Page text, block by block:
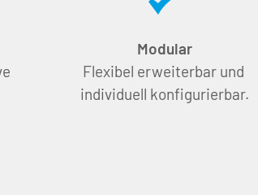
Modular
Flexibel erweiterbar und
individuell konfigurierbar.